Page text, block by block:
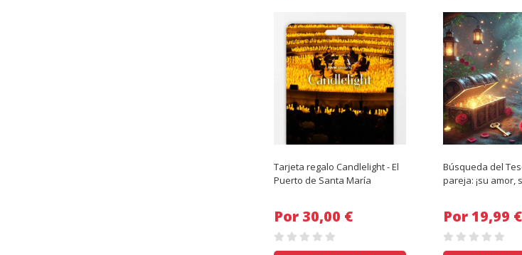
Tarjeta regalo Candlelight - El
Puerto de Santa María
Por 30,00 €
Búsqueda del
pareja: ¡su amor,
Por 19,99 €